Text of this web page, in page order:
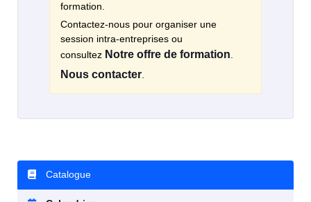
formation.
Contactez-nous pour organiser une
session intra-entreprises ou
consultez Notre offre de formation.
Nous contacter.
Catalogue